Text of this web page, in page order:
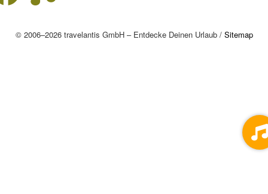
© 2006–2026 travelantis GmbH – Entdecke Deinen Urlaub / Sitemap